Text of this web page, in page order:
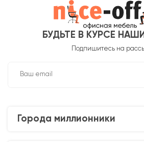
БУДЬТЕ В КУРСЕ
Подпишитесь на
Города миллионники